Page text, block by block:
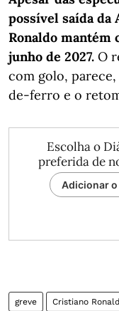
possível saída da
Ronaldo mantém
junho de 2027. O
com golo,
de-ferro e o
Escolha o
preferida de
Adicionar o
greve Cristiano